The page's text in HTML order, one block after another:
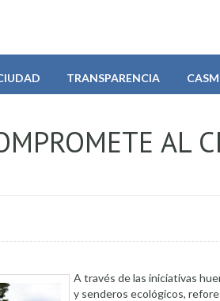
TRANSPARENCIA
AL
A través de las iniciativas
y senderos ecológicos,